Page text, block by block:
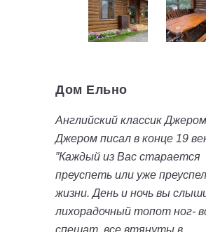
Дом Ельно
Английский классик
Джером писал в конце 19
”Каждый из Вас старается
преуспеть или уже
жизни. День и ночь вы
лихорадочный топот ног-
спешат, все втянуты в